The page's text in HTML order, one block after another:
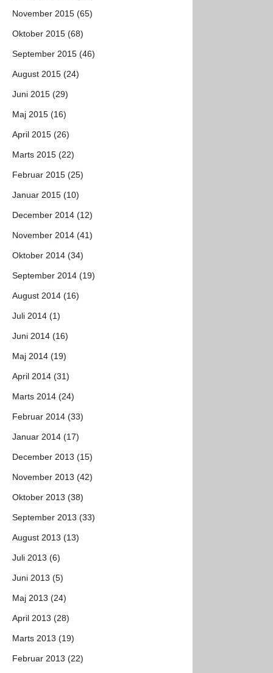
November 2015 (65)
Oktober 2015 (68)
September 2015 (46)
August 2015 (24)
Juni 2015 (29)
Maj 2015 (16)
April 2015 (26)
Marts 2015 (22)
Februar 2015 (25)
Januar 2015 (10)
December 2014 (12)
November 2014 (41)
Oktober 2014 (34)
September 2014 (19)
August 2014 (16)
Juli 2014 (1)
Juni 2014 (16)
Maj 2014 (19)
April 2014 (31)
Marts 2014 (24)
Februar 2014 (33)
Januar 2014 (17)
December 2013 (15)
November 2013 (42)
Oktober 2013 (38)
September 2013 (33)
August 2013 (13)
Juli 2013 (6)
Juni 2013 (5)
Maj 2013 (24)
April 2013 (28)
Marts 2013 (19)
Februar 2013 (22)